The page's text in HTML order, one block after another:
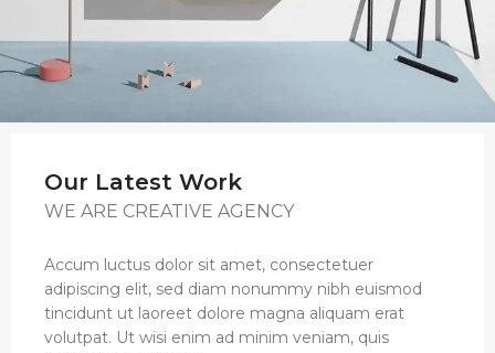
Our Latest Work
WE ARE CREATIVE AGENCY
Accum luctus dolor sit amet, consectetuer
adipiscing elit, sed diam nonummy nibh euismod
tincidunt ut laoreet dolore magna aliquam erat
volutpat. Ut wisi enim ad minim veniam, quis